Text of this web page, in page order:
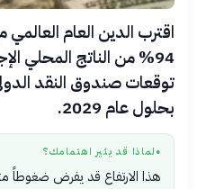
اقترب الدين العام
بحلول عام 2029.
● لماذا قد يثير اهتمامك؟
هذا الارتفاع قد يفرض ضغوطاً